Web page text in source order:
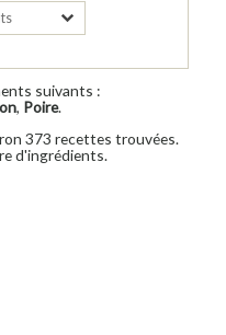
suivants :
, Poire.
373 recettes trouvées.
d'ingrédients.